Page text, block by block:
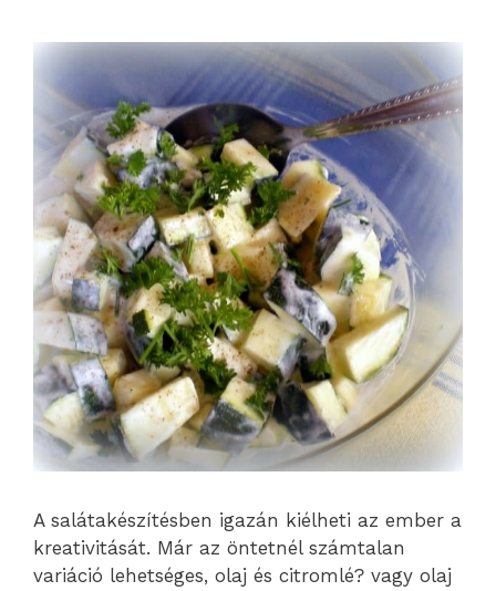
A salátakészítésben igazán kiélheti az ember a
kreativitását. Már az öntetnél számtalan
variáció lehetséges, olaj és citromlé? vagy olaj